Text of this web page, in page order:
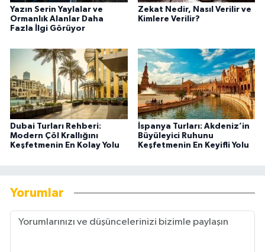
Yazın Serin Yaylalar ve
Ormanlık Alanlar Daha
Fazla İlgi Görüyor
Zekat Nedir, Nasıl Verilir ve
Kimlere Verilir?
Dubai Turları Rehberi:
Modern Çöl Krallığını
Keşfetmenin En Kolay Yolu
İspanya Turları: Akdeniz’in
Büyüleyici Ruhunu
Keşfetmenin En Keyifli Yolu
Yorumlar